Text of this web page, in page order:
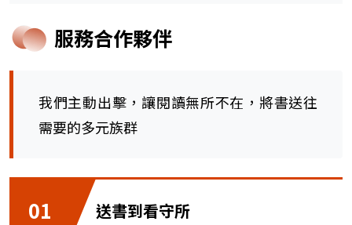
服務合作夥伴
我們主動出擊，讓閱讀無所不在，將書送往
需要的多元族群
01 送書到看守所